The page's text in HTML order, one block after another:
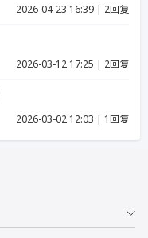
2026-04-23 16:39 | 2回复
2026-03-12 17:25 | 2回复
2026-03-02 12:03 | 1回复